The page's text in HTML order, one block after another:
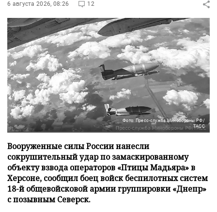
6 августа 2026, 08:26 12
Фото: Пресс-служба Минобороны РФ/
ТАСС
Вооруженные силы России нанесли
сокрушительный удар по замаскированному
объекту взвода операторов «Птицы Мадьяра» в
Херсоне, сообщил боец войск беспилотных систем
18-й общевойсковой армии группировки «Днепр»
с позывным Северск.